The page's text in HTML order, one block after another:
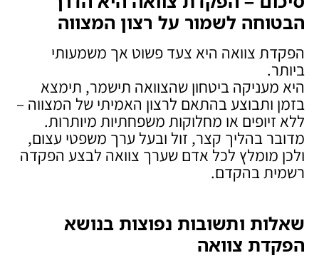
הבטוחה לשמור על רצון המצווה
הפקדת צוואה היא צעד פשוט אך משמעותי
ביותר.
היא מעניקה ביטחון שהצוואה תישמר, תימצא
בזמן ותבוצע בהתאם לרצון האמיתי של המצווה –
ללא זיופים או מחלוקות משפחתיות מיותרות.
מדובר בהליך קצר, זול ובעל ערך משפטי עצום,
ולכן מומלץ לכל אדם שערך צוואה לבצע הפקדה
רשמית בהקדם.
שאלות ותשובות נפוצות בנושא
הפקדת צוואה